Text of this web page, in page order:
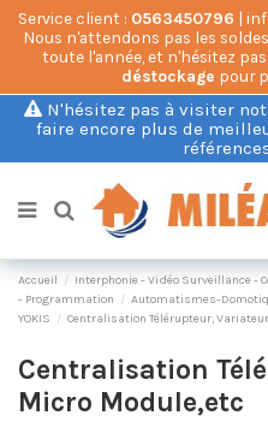
Service client : 0563450796 |
Nous n'attendons pas les
toute l'année, et n'hésitez
déstockage pour
N'hésitez pas à visiter
faire encore plus de
Accueil Interphonie - Vidéo Surveillance -
- Programmation
Automatismes-
YOKIS
Centralisation Télérupteur,
Centralisation
Micro Module,etc